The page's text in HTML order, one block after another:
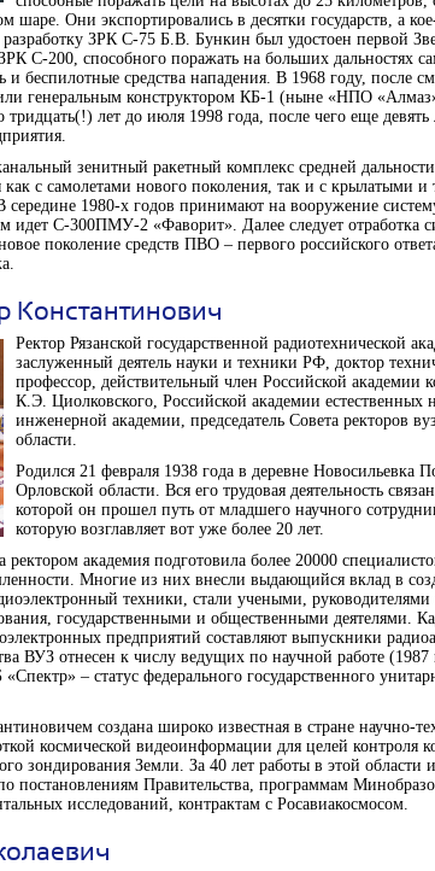
шаре. Они экспортировались в десятки государств, а
ЗРК С-75 Б.В. Бункин был удостоен первой
С-200, способного поражать на больших дальностях
беспилотные средства нападения. В 1968 году, после
генеральным конструктором КБ-1 (ныне «НПО
тридцать(!) лет до июля 1998 года, после чего еще девять
зенитный ракетный комплекс средней
с самолетами нового поколения, так и с крылатыми и
середине 1980-х годов принимают на вооружение
С-300ПМУ-2 «Фаворит». Далее следует отработка
поколение средств ПВО – первого российского
Константинович
Ректор Рязанской государственной радиотехнической
заслуженный деятель науки и техники РФ, доктор
профессор, действительный член Российской академии
К.Э. Циолковского, Российской академии естественных
инженерной академии, председатель Совета ректоров
области.
Родился 21 февраля 1938 года в деревне Новосильевка
Орловской области. Вся его трудовая деятельность
которой он прошел путь от младшего научного
которую возглавляет вот уже более 20 лет.
академия подготовила более 20000
Многие из них внесли выдающийся вклад в
техники, стали учеными,
государственными и общественными деятелями.
предприятий составляют выпускники
ВУЗ отнесен к числу ведущих по научной работе (1987
– статус федерального государственного
создана широко известная в стране научно-
космической видеоинформации для целей контроля
зондирования Земли. За 40 лет работы в этой области
постановлениям Правительства, программам
исследований, контрактам с Росавиакосмосом.